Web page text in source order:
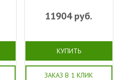
11904руб.
КУПИТЬ
ЗАКАЗ В 1 КЛИК